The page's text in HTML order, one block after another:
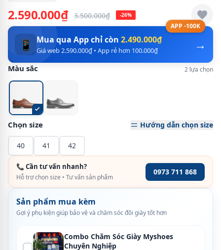
2.590.000₫ 3.500.000₫ -26%
APP -100K
→
📱 Mua qua App chỉ còn 2.490.000₫
Giá web 2.590.000₫ • App rẻ hơn 100.000₫
Màu sắc 2 lựa chọn
Chọn size Hướng dẫn chọn size
40 41 42
📞 Cần tư vấn nhanh?
Hỗ trợ chọn size • Tư vấn sản phẩm
0973 711 868
Sản phẩm mua kèm
Gợi ý phụ kiện giúp bảo vệ và chăm sóc đôi giày tốt hơn
Combo Chăm Sóc Giày Myshoes
Chuyên Nghiệp